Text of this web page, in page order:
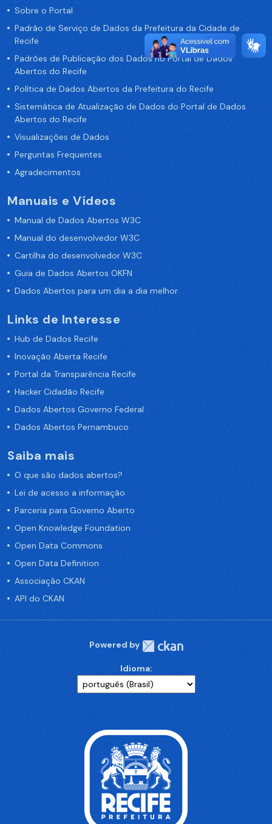
Sobre o Portal
Padrão de Serviço de Dados da Prefeitura da Cidade de
Recife
Padrões de Publicação dos Dados no Portal de Dados
Abertos do Recife
Política de Dados Abertos da Prefeitura do Recife
Sistemática de Atualização de Dados do Portal de Dados
Abertos do Recife
Visualizações de Dados
Perguntas Frequentes
Agradecimentos
Manuais e Vídeos
Manual de Dados Abertos W3C
Manual do desenvolvedor W3C
Cartilha do desenvolvedor W3C
Guia de Dados Abertos OKFN
Dados Abertos para um dia a dia melhor
Links de Interesse
Hub de Dados Recife
Inovação Aberta Recife
Portal da Transparência Recife
Hacker Cidadão Recife
Dados Abertos Governo Federal
Dados Abertos Pernambuco
Saiba mais
O que são dados abertos?
Lei de acesso a informação
Parceria para Governo Aberto
Open Knowledge Foundation
Open Data Commons
Open Data Definition
Associação CKAN
API do CKAN
Powered by
Idioma